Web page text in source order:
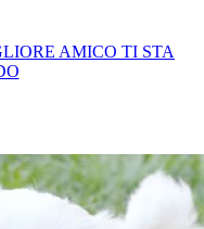
AMICO TI STA